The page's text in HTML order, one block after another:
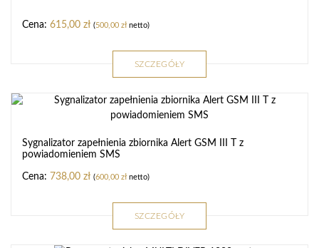
615,00 zł (500,00 złnetto)
SZCZEGÓŁY
Sygnalizator zapełnienia zbiornika Alert GSM III T z
powiadomieniem SMS
738,00 zł (600,00 złnetto)
SZCZEGÓŁY